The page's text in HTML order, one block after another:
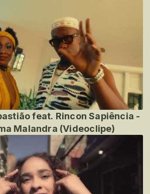
feat. Rincon Sapiência -
Malandra (Videoclipe)